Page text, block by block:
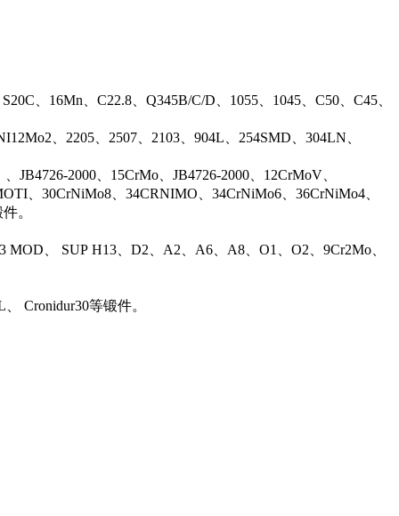
、16Mn、C22.8、Q345B/C/D、1055、1045、C50、C45、
、2205、2507、2103、904L、254SMD、304LN、
2000、15CrMo、JB4726-2000、12CrMoV、
、30CrNiMo8、34CRNIMO、34CrNiMo6、36CrNiMo4、
。
、 SUP H13、D2、A2、A6、A8、O1、O2、9Cr2Mo、
Cronidur30等锻件。